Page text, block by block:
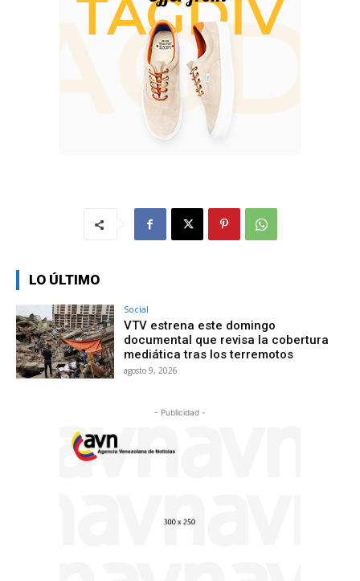
LO ÚLTIMO
Social
VTV estrena este domingo
documental que revisa la cobertura
mediática tras los terremotos
agosto 9, 2026
- Publicidad -